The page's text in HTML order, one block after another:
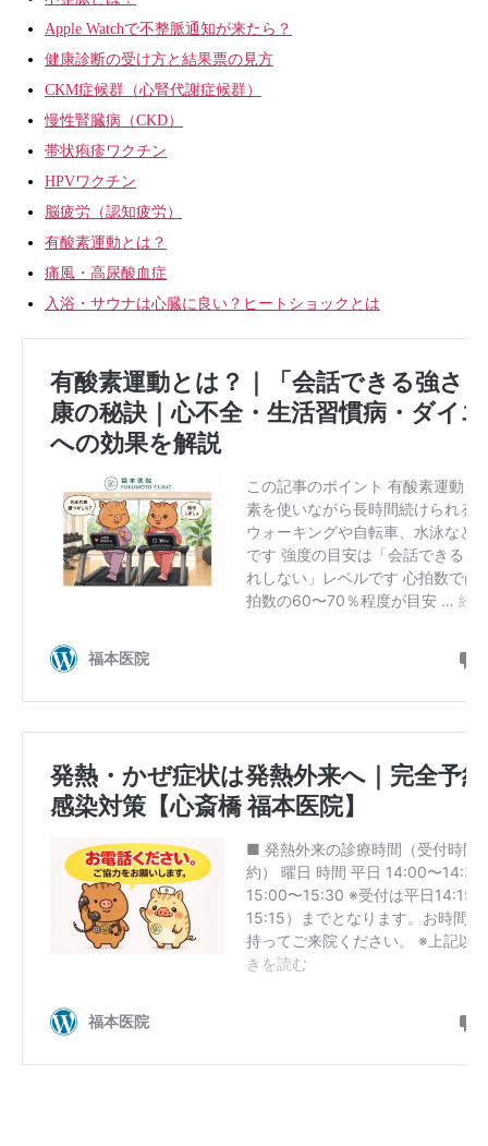
Apple Watchで不整脈通知が来たら？
健康診断の受け方と結果票の見方
CKM症候群（心腎代謝症候群）
慢性腎臓病（CKD）
帯状疱疹ワクチン
HPVワクチン
脳疲労（認知疲労）
有酸素運動とは？
痛風・高尿酸血症
入浴・サウナは心臓に良い？ヒートショックとは